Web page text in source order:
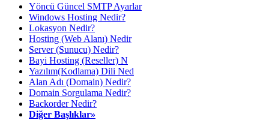
Yöncü Güncel SMTP Ayarlar
Windows Hosting Nedir?
Lokasyon Nedir?
Hosting (Web Alanı) Nedir
Server (Sunucu) Nedir?
Bayi Hosting (Reseller) N
Yazılım(Kodlama) Dili Ned
Alan Adı (Domain) Nedir?
Domain Sorgulama Nedir?
Backorder Nedir?
Diğer Başlıklar»